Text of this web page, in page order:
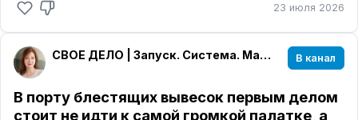
бедности, что уж там. И тогда казалось, что
выхода нет, и все эти «финансовые ручейки» —
не для меня.
Но ведь бывают моменты, когда важно просто
посмотреть иначе. Спокойно, без давления. Как,
например, свои обычные, ежедневные покупки
23 июля 2026
СВОЕ ДЕЛО | Запуск. Система. Масштаб. В канал
В порту блестящих вывесок первым делом
стоит не идти к самой громкой палатке, а